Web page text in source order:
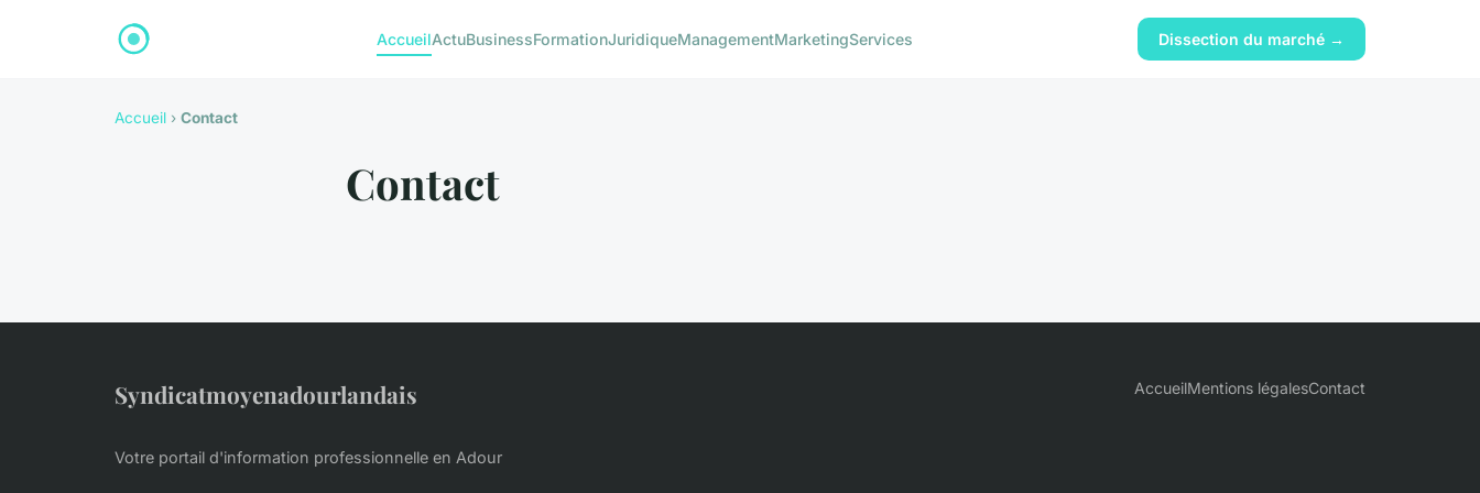
AccueilActuBusinessFormationJuridiqueManagementMarketingServices Dissection du marché →
Accueil › Contact
Contact
Syndicatmoyenadourlandais
Votre portail d'information professionnelle en Adour
AccueilMentions légalesContact